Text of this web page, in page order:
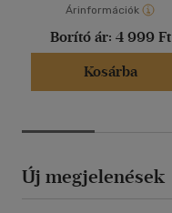
Árinformációk
Borító ár: 4 999 Ft
Kosárba
Új megjelenések